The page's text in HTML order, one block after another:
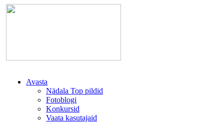
Avasta
Nädala Top pildid
Fotoblogi
Konkursid
Vaata kasutajaid